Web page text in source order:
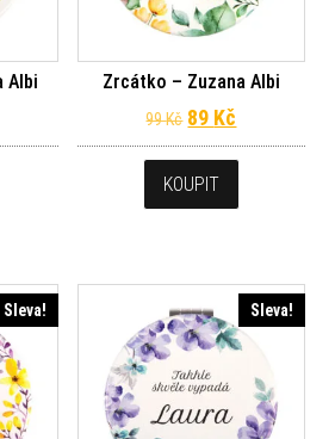
Albi
cena byla: 99 Kč.
cena je: 89 Kč.
Zrcátko – Zuzana Albi
99Kč Původní cena
89 Kč
KOUPIT
Sleva! Sleva!